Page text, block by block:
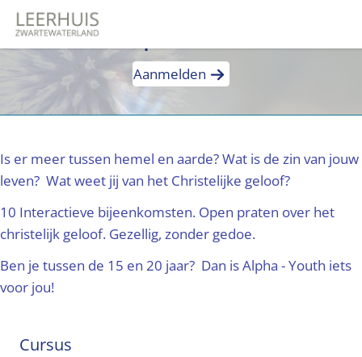
Aanmelden
Is er meer tussen hemel en aarde? Wat is de zin van jouw
leven? Wat weet jij van het Christelijke geloof?
10 Interactieve bijeenkomsten. Open praten over het
christelijk geloof. Gezellig, zonder gedoe.
Ben je tussen de 15 en 20 jaar? Dan is Alpha - Youth iets
voor jou!
Cursus